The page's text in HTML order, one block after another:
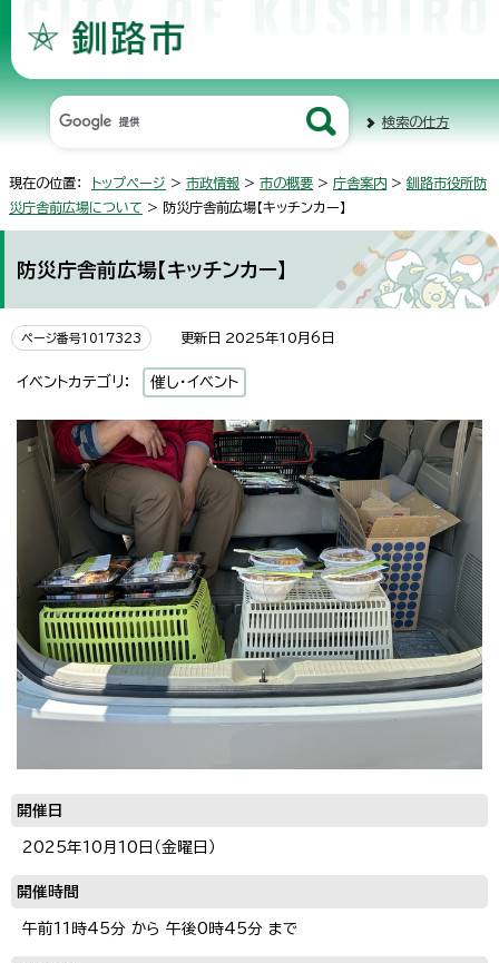
検索の仕方
現在の位置： トップページ > 市政情報 > 市の概要 > 庁舎案内 > 釧路市役所防
災庁舎前広場について > 防災庁舎前広場【キッチンカー】
防災庁舎前広場【キッチンカー】
ページ番号1017323 更新日 2025年10月6日
イベントカテゴリ： 催し・イベント
開催日
2025年10月10日（金曜日）
開催時間
午前11時45分 から 午後0時45分 まで